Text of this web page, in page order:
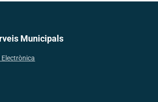
Municipals
Electrònica